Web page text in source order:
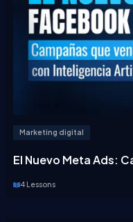
Marketing digital
El Nuevo Meta Ads:
4 Lessons